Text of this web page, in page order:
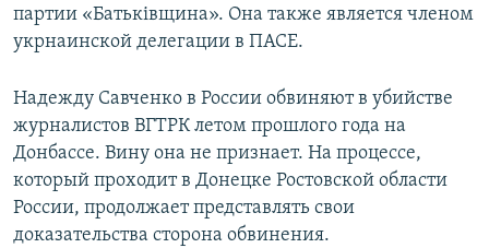
партии «Батьківщина». Она также является членом
укрнаинской делегации в ПАСЕ.
Надежду Савченко в России обвиняют в убийстве
журналистов ВГТРК летом прошлого года на
Донбассе. Вину она не признает. На процессе,
который проходит в Донецке Ростовской области
России, продолжает представлять свои
доказательства сторона обвинения.